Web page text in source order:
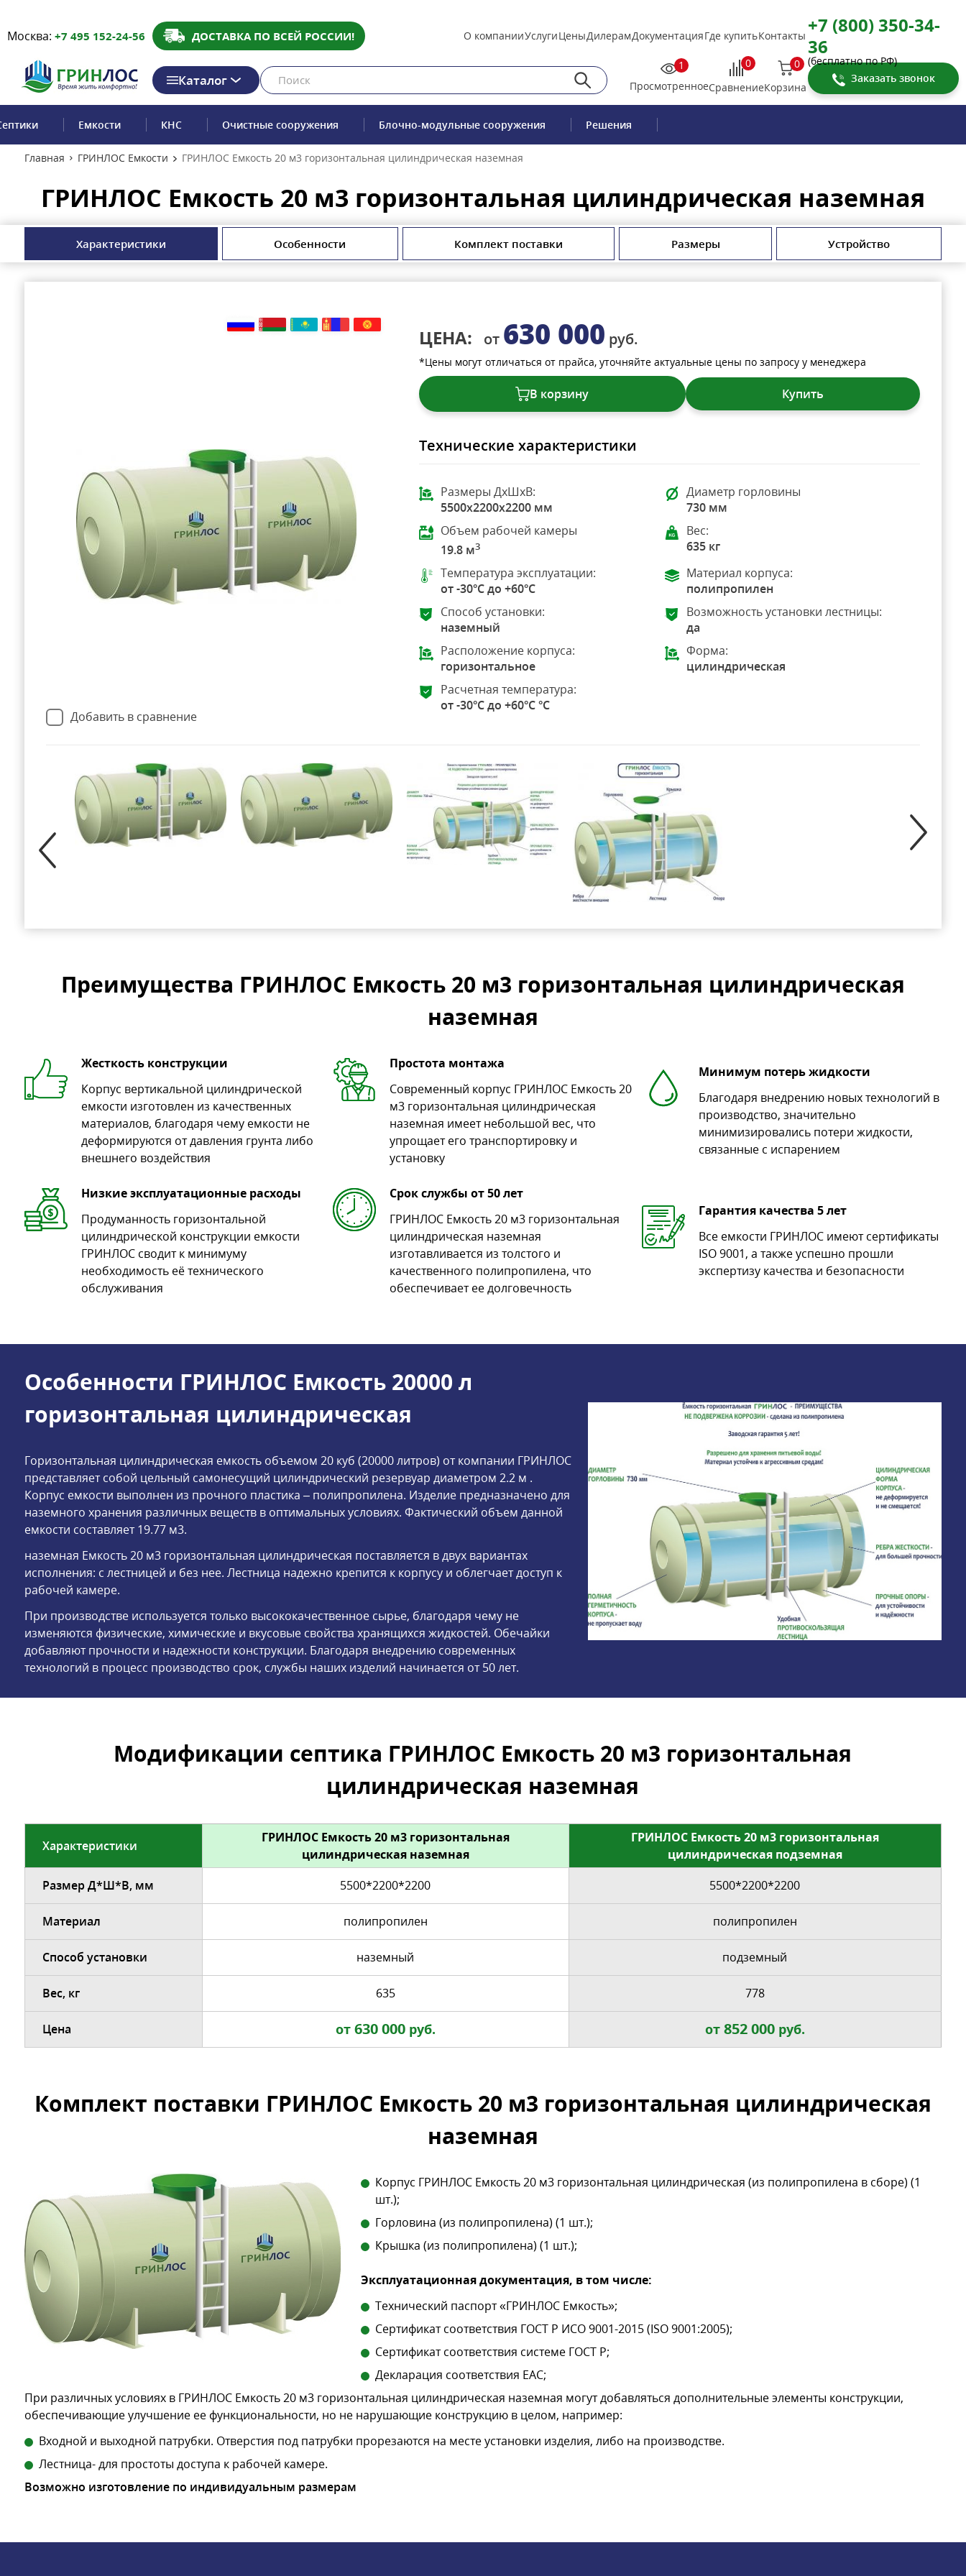
Москва: +7 495 152-24-56 ДОСТАВКА ПО ВСЕЙ РОССИИ! О компанииУслугиЦеныДилерамДокументацияГде купитьКонтакты +7 (800) 350-34-
36
(бесплатно по РФ)
Каталог
1
Просмотренное
0
Сравнение
0
Корзина
Заказать звонок
Емкости КНС Очистные сооружения Блочно-модульные сооружения Решения
Главная ГРИНЛОС Емкости ГРИНЛОС Емкость 20 м3 горизонтальная цилиндрическая наземная
ГРИНЛОС Емкость 20 м3 горизонтальная цилиндрическая наземная
Характеристики Особенности Комплект поставки Размеры Устройство
Добавить в сравнение
ЦЕНА: от 630 000 руб.
*Цены могут отличаться от прайса, уточняйте актуальные цены по запросу у менеджера
В корзину Купить
Технические характеристики
Размеры ДхШхВ:
5500x2200x2200 мм
Диаметр горловины
730 мм
Объем рабочей камеры
19.8 м3
Вес:
635 кг
Температура эксплуатации:
от -30°C до +60°C
Материал корпуса:
полипропилен
Способ установки:
наземный
Возможность установки лестницы:
да
Расположение корпуса:
горизонтальное
Форма:
цилиндрическая
Расчетная температура:
от -30°C до +60°C °C
Преимущества ГРИНЛОС Емкость 20 м3 горизонтальная цилиндрическая
наземная
Жесткость конструкции
Корпус вертикальной цилиндрической
емкости изготовлен из качественных
материалов, благодаря чему емкости не
деформируются от давления грунта либо
внешнего воздействия
Простота монтажа
Современный корпус ГРИНЛОС Емкость 20
м3 горизонтальная цилиндрическая
наземная имеет небольшой вес, что
упрощает его транспортировку и
установку
Минимум потерь жидкости
Благодаря внедрению новых технологий в
производство, значительно
минимизировались потери жидкости,
связанные с испарением
Низкие эксплуатационные расходы
Продуманность горизонтальной
цилиндрической конструкции емкости
ГРИНЛОС сводит к минимуму
необходимость её технического
обслуживания
Срок службы от 50 лет
ГРИНЛОС Емкость 20 м3 горизонтальная
цилиндрическая наземная
изготавливается из толстого и
качественного полипропилена, что
обеспечивает ее долговечность
Гарантия качества 5 лет
Все емкости ГРИНЛОС имеют сертификаты
ISO 9001, а также успешно прошли
экспертизу качества и безопасности
Особенности ГРИНЛОС Емкость 20000 л
горизонтальная цилиндрическая
Горизонтальная цилиндрическая емкость объемом 20 куб (20000 литров) от компании ГРИНЛОС
представляет собой цельный самонесущий цилиндрический резервуар диаметром 2.2 м .
Корпус емкости выполнен из прочного пластика – полипропилена. Изделие предназначено для
наземного хранения различных веществ в оптимальных условиях. Фактический объем данной
емкости составляет 19.77 м3.
наземная Емкость 20 м3 горизонтальная цилиндрическая поставляется в двух вариантах
исполнения: с лестницей и без нее. Лестница надежно крепится к корпусу и облегчает доступ к
рабочей камере.
При производстве используется только высококачественное сырье, благодаря чему не
изменяются физические, химические и вкусовые свойства хранящихся жидкостей. Обечайки
добавляют прочности и надежности конструкции. Благодаря внедрению современных
технологий в процесс производство срок, службы наших изделий начинается от 50 лет.
Модификации септика ГРИНЛОС Емкость 20 м3 горизонтальная
цилиндрическая наземная
Характеристики
ГРИНЛОС Емкость 20 м3 горизонтальная
цилиндрическая наземная
ГРИНЛОС Емкость 20 м3 горизонтальная
цилиндрическая подземная
Размер Д*Ш*В, мм
5500*2200*2200 5500*2200*2200
Материал полипропилен полипропилен
Способ установки наземный подземный
Вес, кг 635 778
Цена от 630 000руб. от 852 000руб.
Комплект поставки ГРИНЛОС Емкость 20 м3 горизонтальная цилиндрическая
наземная
Корпус ГРИНЛОС Емкость 20 м3 горизонтальная цилиндрическая (из полипропилена в сборе) (1
шт.);
Горловина (из полипропилена) (1 шт.);
Крышка (из полипропилена) (1 шт.);
Эксплуатационная документация, в том числе:
Технический паспорт «ГРИНЛОС Емкость»;
Сертификат соответствия ГОСТ Р ИСО 9001-2015 (ISO 9001:2005);
Сертификат соответствия системе ГОСТ Р;
Декларация соответствия EAC;
При различных условиях в ГРИНЛОС Емкость 20 м3 горизонтальная цилиндрическая наземная могут добавляться дополнительные элементы конструкции,
обеспечивающие улучшение ее функциональности, но не нарушающие конструкцию в целом, например:
Входной и выходной патрубки. Отверстия под патрубки прорезаются на месте установки изделия, либо на производстве.
Лестница- для простоты доступа к рабочей камере.
Возможно изготовление по индивидуальным размерам